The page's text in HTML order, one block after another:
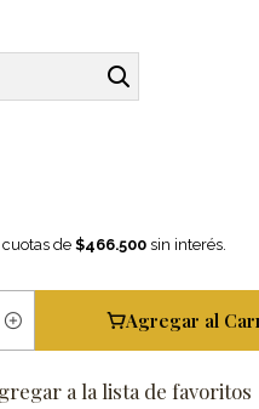
Amarillo
de $466.500 sin interés.
Agregar al
a la lista de favoritos